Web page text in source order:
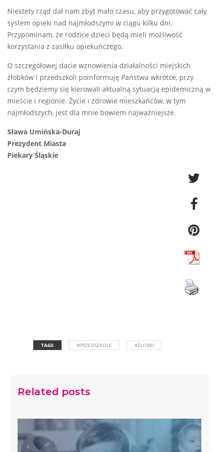
Niestety rząd dał nam zbyt mało czasu, aby przygotować cały
system opieki nad najmłodszymi w ciągu kilku dni.
Przypominam, że rodzice dzieci będą mieli możliwość
korzystania z zasiłku opiekuńczego.
O szczegółowej dacie wznowienia działalności miejskich
żłobków i przedszkoli poinformuję Państwa wkrótce, przy
czym będziemy się kierowali aktualną sytuacją epidemiczną w
mieście i regionie. Życie i zdrowie mieszkańców, w tym
najmłodszych, jest dla mnie bowiem najważniejsze.
Sława Umińska-Duraj
Prezydent Miasta
Piekary Śląskie
TAGS #PRZEDSZKOLE #ŻŁOBKI
Related posts